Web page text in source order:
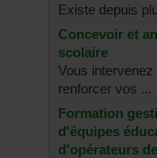
Existe depuis
Concevoir et
scolaire
Vous
renforcer vos ...
Formation
d'équipes
d'opérateurs